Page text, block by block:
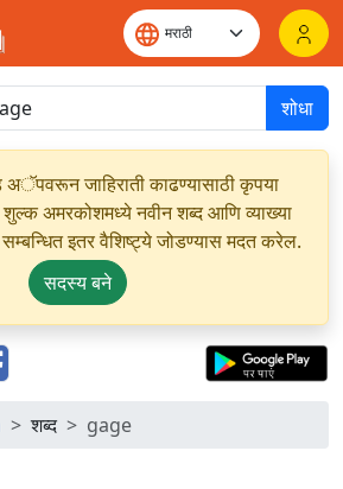
शोधा
जाहिराती काढण्यासाठी कृपया
अमरकोशमध्ये नवीन शब्द आणि व्याख्या
इतर वैशिष्ट्ये जोडण्यास मदत करेल.
सदस्य बने
शब्द gage